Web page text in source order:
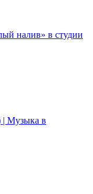
налив» в студии
| Музыка в